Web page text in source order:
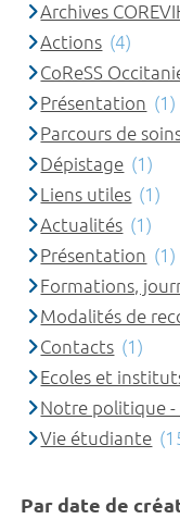
Archives
Actions (4)
CoReSS
Présentation (1)
Parcours de
Dépistage (1)
Liens utiles (1)
Actualités (1)
Présentation (1)
Formations,
Modalités de
Contacts (1)
Ecoles et
Notre politique
Vie étudiante
Par date de